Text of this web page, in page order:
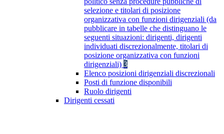
selezione e titolari di posizione
organizzativa con funzioni dirigenziali (da
pubblicare in tabelle che distinguano le
seguenti situazioni: dirigenti, dirigenti
individuati discrezionalmente, titolari di
posizione organizzativa con funzioni
dirigenziali) 3
Elenco posizioni dirigenziali discrezionali
Posti di funzione disponibili
Ruolo dirigenti
Dirigenti cessati